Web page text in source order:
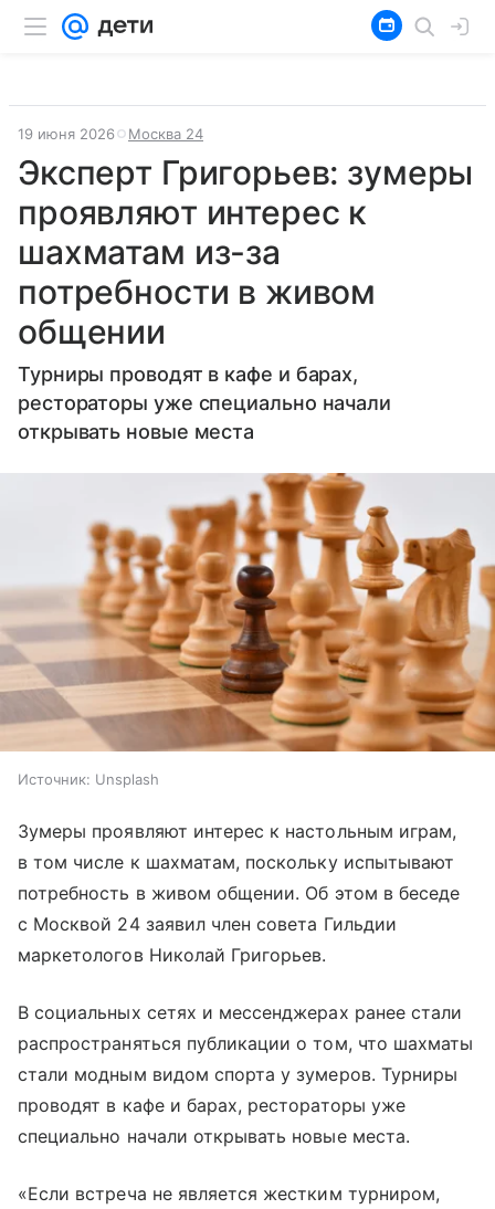
19 июня 2026 Москва 24
Эксперт Григорьев: зумеры
проявляют интерес к
шахматам из-за
потребности в живом
общении
Турниры проводят в кафе и барах,
рестораторы уже специально начали
открывать новые места
Источник: Unsplash
Зумеры проявляют интерес к настольным играм,
в том числе к шахматам, поскольку испытывают
потребность в живом общении. Об этом в беседе
с Москвой 24 заявил член совета Гильдии
маркетологов Николай Григорьев.
В социальных сетях и мессенджерах ранее стали
распространяться публикации о том, что шахматы
стали модным видом спорта у зумеров. Турниры
проводят в кафе и барах, рестораторы уже
специально начали открывать новые места.
«Если встреча не является жестким турниром,